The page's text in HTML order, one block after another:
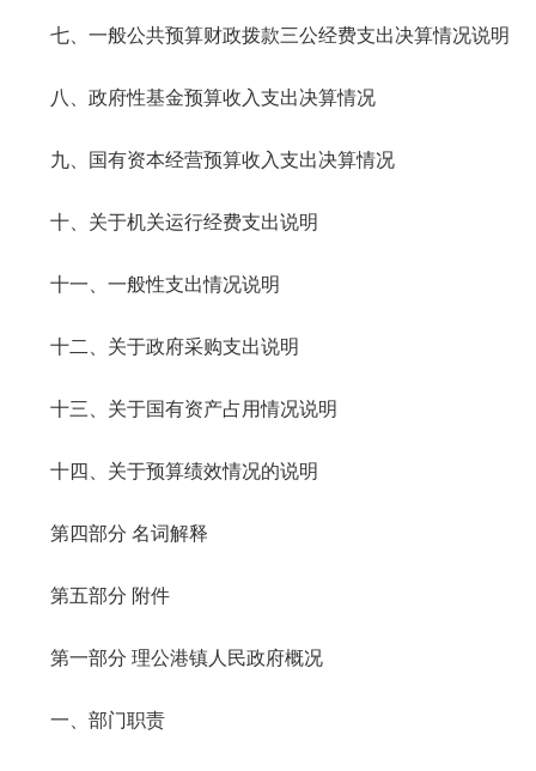
七、一般公共预算财政拨款三公经费支出决算情况说明
八、政府性基金预算收入支出决算情况
九、国有资本经营预算收入支出决算情况
十、关于机关运行经费支出说明
十一、一般性支出情况说明
十二、关于政府采购支出说明
十三、关于国有资产占用情况说明
十四、关于预算绩效情况的说明
第四部分 名词解释
第五部分 附件
第一部分 理公港镇人民政府概况
一、部门职责